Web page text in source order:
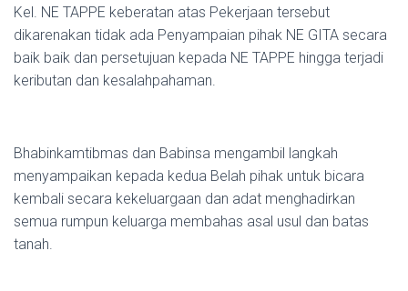
Kel. NE TAPPE keberatan atas Pekerjaan tersebut
dikarenakan tidak ada Penyampaian pihak NE GITA secara
baik baik dan persetujuan kepada NE TAPPE hingga terjadi
keributan dan kesalahpahaman.
Bhabinkamtibmas dan Babinsa mengambil langkah
menyampaikan kepada kedua Belah pihak untuk bicara
kembali secara kekeluargaan dan adat menghadirkan
semua rumpun keluarga membahas asal usul dan batas
tanah.